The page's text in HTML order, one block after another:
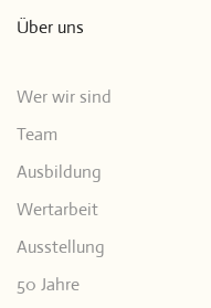
Über uns
Wer wir sind
Team
Ausbildung
Wertarbeit
Ausstellung
50 Jahre